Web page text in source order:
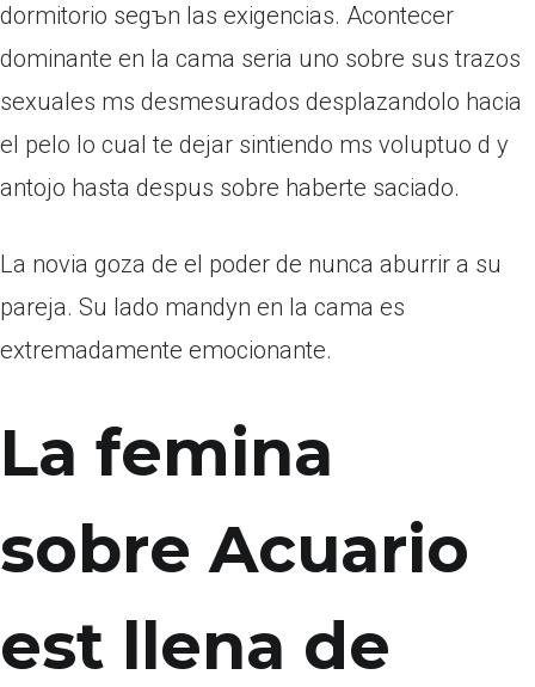
dormitorio segъn las exigencias. Acontecer
dominante en la cama seri­a uno sobre sus trazos
sexuales ms desmesurados desplazandolo hacia
el pelo lo cual te dejar sintiendo ms voluptuo d y
antojo hasta despus sobre haberte saciado.
La novia goza de el poder de nunca aburrir a su
pareja. Su lado mandуn en la cama es
extremadamente emocionante.
La femina
sobre Acuario
est llena de